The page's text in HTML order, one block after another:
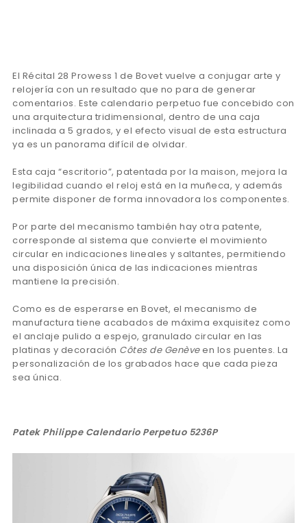
El Récital 28 Prowess 1 de Bovet vuelve a conjugar arte y
relojería con un resultado que no para de generar
comentarios. Este calendario perpetuo fue concebido con
una arquitectura tridimensional, dentro de una caja
inclinada a 5 grados, y el efecto visual de esta estructura
ya es un panorama difícil de olvidar.
Esta caja “escritorio”, patentada por la maison, mejora la
legibilidad cuando el reloj está en la muñeca, y además
permite disponer de forma innovadora los componentes.
Por parte del mecanismo también hay otra patente,
corresponde al sistema que convierte el movimiento
circular en indicaciones lineales y saltantes, permitiendo
una disposición única de las indicaciones mientras
mantiene la precisión.
Como es de esperarse en Bovet, el mecanismo de
manufactura tiene acabados de máxima exquisitez como
el anclaje pulido a espejo, granulado circular en las
platinas y decoración Côtes de Genèveen los puentes. La
personalización de los grabados hace que cada pieza
sea única.
Patek Philippe Calendario Perpetuo 5236P